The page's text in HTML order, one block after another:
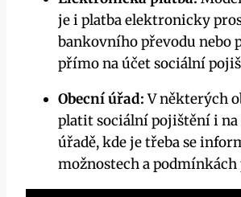
je i platba elektronicky
bankovního převodu nebo
přímo na účet sociální
Obecní úřad:V některých
platit sociální pojištění i na
úřadě, kde je třeba se
možnostech a podmínkách